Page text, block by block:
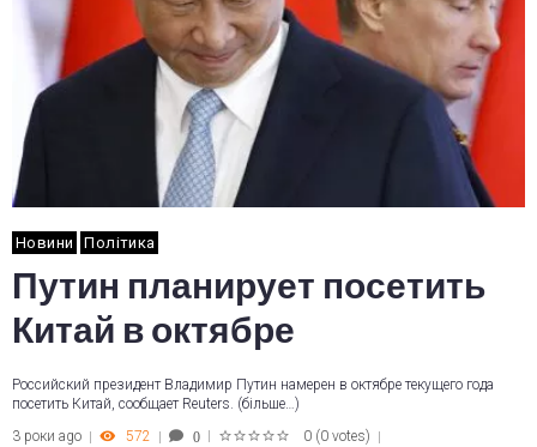
Новини Політика
Путин планирует посетить
Китай в октябре
Российский президент Владимир Путин намерен в октябре текущего года
посетить Китай, сообщает Reuters. (більше…)
3 роки ago
572 0 0 (0 votes)